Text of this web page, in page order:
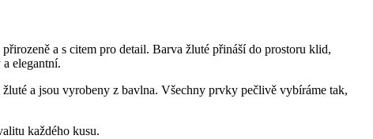
a s citem pro detail. Barva žluté přináší do prostoru klid,
elegantní.
a jsou vyrobeny z bavlna. Všechny prvky pečlivě vybíráme tak,
každého kusu.